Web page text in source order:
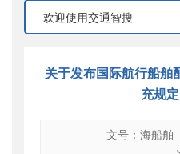
关于发布国际航行船舶
充规
文号：海船舶